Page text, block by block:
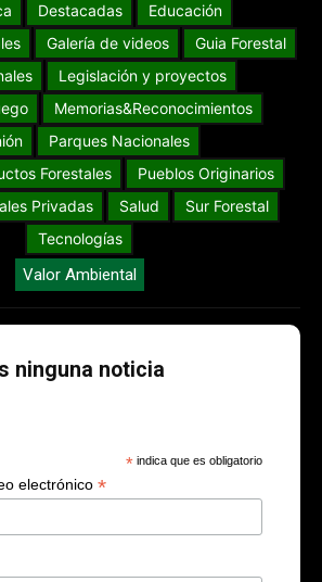
Destacadas
Educación
Galería de videos
Guia Forestal
Legislación y proyectos
Memorias&Reconocimientos
Parques Nacionales
Forestales
Pueblos Originarios
Privadas
Salud
Sur Forestal
Tecnologías
Valor Ambiental
ninguna noticia
* indica que es obligatorio
electrónico *